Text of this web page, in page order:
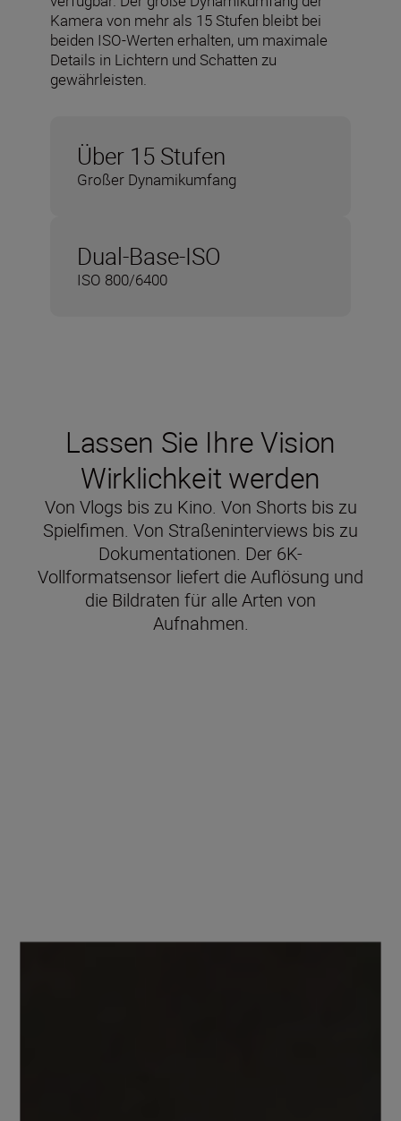
Kamera von mehr als 15 Stufen bleibt bei
beiden ISO-Werten erhalten, um maximale
Details in Lichtern und Schatten zu
gewährleisten.
Über 15 Stufen
Großer Dynamikumfang
Dual-Base-ISO
ISO 800/6400
Lassen Sie Ihre Vision
Wirklichkeit werden
Von Vlogs bis zu Kino. Von Shorts bis zu
Spielfimen. Von Straßeninterviews bis zu
Dokumentationen. Der 6K-
Vollformatsensor liefert die Auflösung und
die Bildraten für alle Arten von
Aufnahmen.